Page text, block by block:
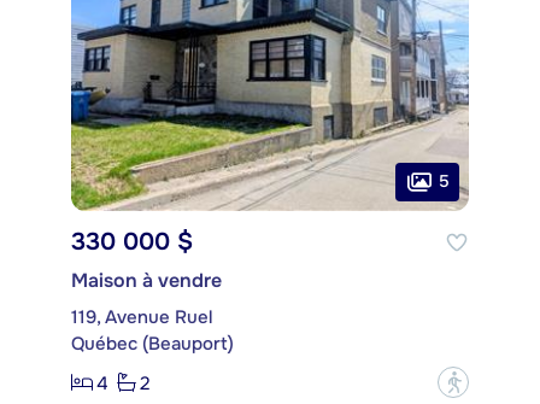
5
330 000 $
Maison à vendre
119, Avenue Ruel
Québec (Beauport)
4
2 ?